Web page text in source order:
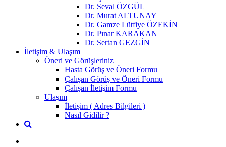
Dr. Seval ÖZGÜL
Dr. Murat ALTUNAY
Dr. Gamze Lütfiye ÖZEKİN
Dr. Pınar KARAKAN
Dr. Sertan GEZGİN
İletişim & Ulaşım
Öneri ve Görüşleriniz
Hasta Görüş ve Öneri Formu
Çalışan Görüş ve Öneri Formu
Çalışan İletişim Formu
Ulaşım
İletişim ( Adres Bilgileri )
Nasıl Gidilir ?